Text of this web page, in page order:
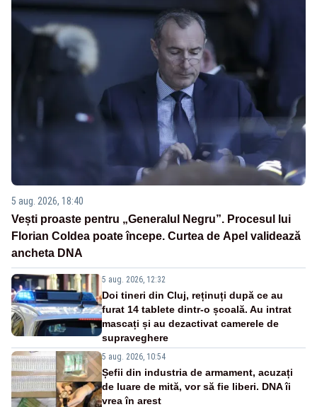
5 aug. 2026, 18:40
Vești proaste pentru „Generalul Negru”. Procesul lui
Florian Coldea poate începe. Curtea de Apel validează
ancheta DNA
5 aug. 2026, 12:32
Doi tineri din Cluj, reținuți după ce au
furat 14 tablete dintr-o școală. Au intrat
mascați și au dezactivat camerele de
supraveghere
5 aug. 2026, 10:54
Șefii din industria de armament, acuzați
de luare de mită, vor să fie liberi. DNA îi
vrea în arest